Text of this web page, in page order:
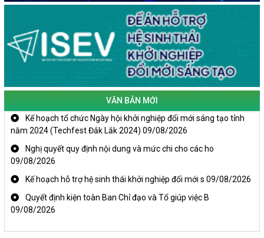
VĂN BẢN MỚI
Kế hoạch tổ chức Ngày hội khởi nghiệp đổi mới sáng tạo tỉnh
năm 2024 (Techfest Đắk Lắk 2024) 09/08/2026
Nghị quyết quy định nội dung và mức chi cho các ho
09/08/2026
Kế hoạch hỗ trợ hệ sinh thái khởi nghiệp đổi mới s 09/08/2026
Quyết định kiện toàn Ban Chỉ đạo và Tổ giúp việc B
09/08/2026